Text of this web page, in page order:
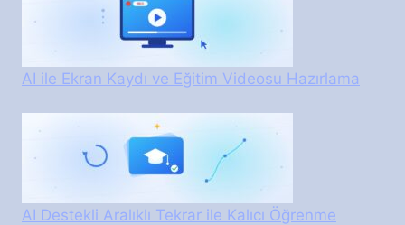
AI ile Ekran Kaydı ve Eğitim Videosu Hazırlama
AI Destekli Aralıklı Tekrar ile Kalıcı Öğrenme